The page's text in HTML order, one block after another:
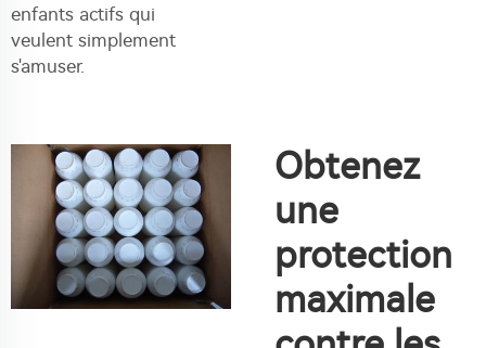
enfants actifs qui
veulent simplement
s'amuser.
Obtenez
une
protection
maximale